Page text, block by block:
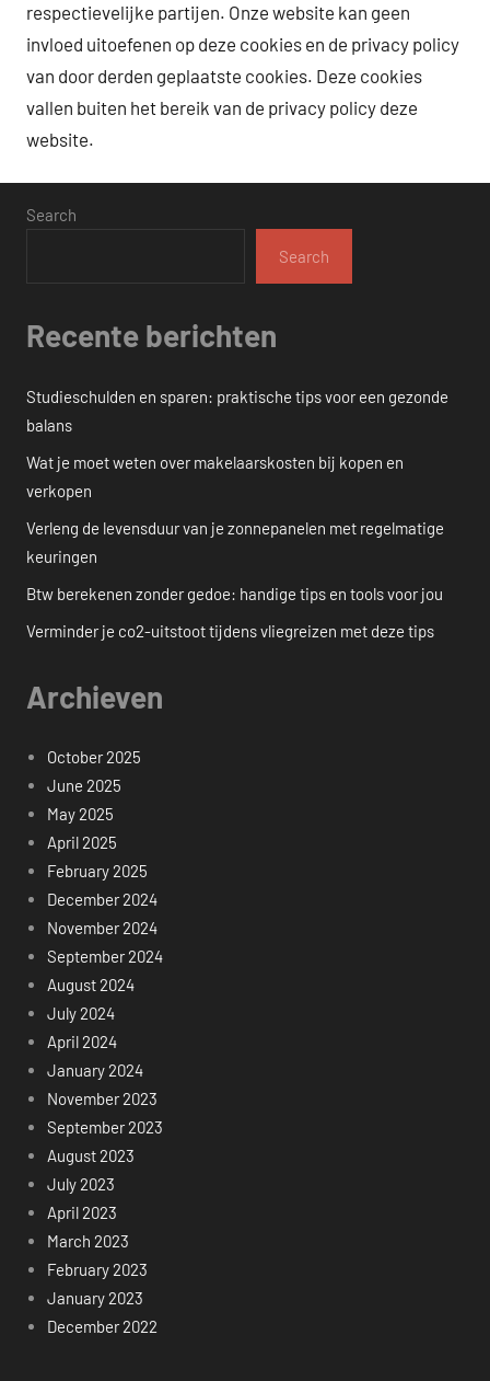
respectievelijke partijen. Onze website kan geen
invloed uitoefenen op deze cookies en de privacy policy
van door derden geplaatste cookies. Deze cookies
vallen buiten het bereik van de privacy policy deze
website.
Search
Search
Recente berichten
Studieschulden en sparen: praktische tips voor een gezonde
balans
Wat je moet weten over makelaarskosten bij kopen en
verkopen
Verleng de levensduur van je zonnepanelen met regelmatige
keuringen
Btw berekenen zonder gedoe: handige tips en tools voor jou
Verminder je co2-uitstoot tijdens vliegreizen met deze tips
Archieven
October 2025
June 2025
May 2025
April 2025
February 2025
December 2024
November 2024
September 2024
August 2024
July 2024
April 2024
January 2024
November 2023
September 2023
August 2023
July 2023
April 2023
March 2023
February 2023
January 2023
December 2022